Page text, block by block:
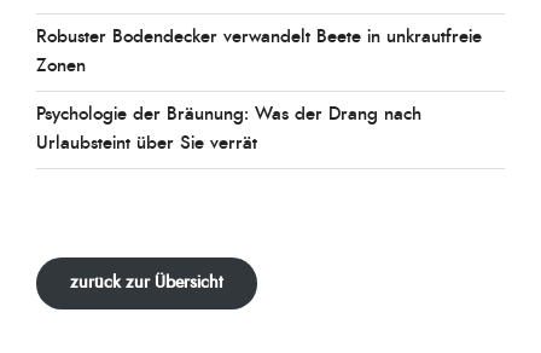
Robuster Bodendecker verwandelt Beete in unkrautfreie
Zonen
Psychologie der Bräunung: Was der Drang nach
Urlaubsteint über Sie verrät
zurück zur Übersicht